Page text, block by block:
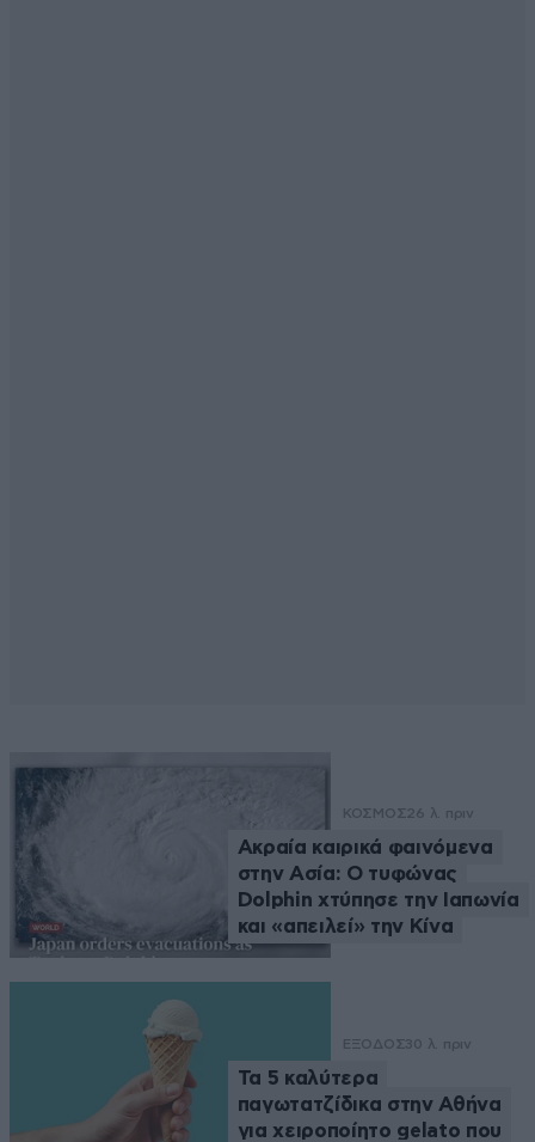
ΚΟΣΜΟΣ26 λ. πριν
Ακραία καιρικά φαινόμενα
στην Ασία: Ο τυφώνας
Dolphin χτύπησε την Ιαπωνία
και «απειλεί» την Κίνα
ΕΞΟΔΟΣ30 λ. πριν
Τα 5 καλύτερα
παγωτατζίδικα στην Αθήνα
για χειροποίητο gelato που